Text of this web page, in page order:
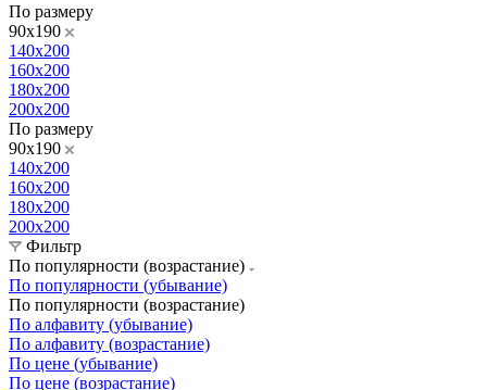
По размеру
90x190
140x200
160x200
180x200
200x200
По размеру
90x190
140x200
160x200
180x200
200x200
Фильтр
По популярности (возрастание)
По популярности (убывание)
По популярности (возрастание)
По алфавиту (убывание)
По алфавиту (возрастание)
По цене (убывание)
По цене (возрастание)